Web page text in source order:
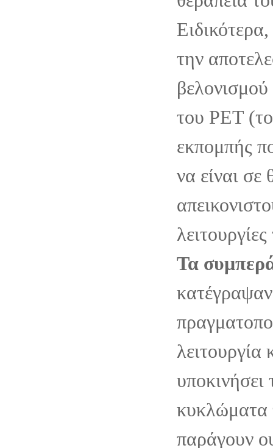
την
του PET
εκπομπής
να είναι σε
Τα
λειτουργία
υποκινήσει
κυκλώματα
παράγουν